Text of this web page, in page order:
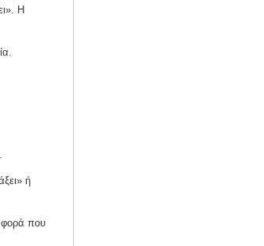
Η
ή
φορά που